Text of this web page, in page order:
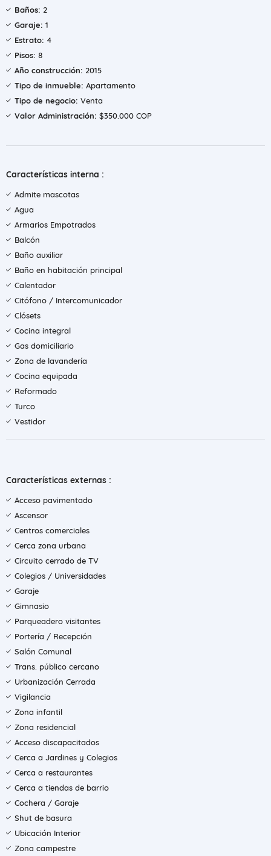
Baños: 2
Garaje: 1
Estrato: 4
Pisos: 8
Año construcción: 2015
Tipo de inmueble: Apartamento
Tipo de negocio: Venta
Valor Administración: $350.000 COP
Características interna :
Admite mascotas
Agua
Armarios Empotrados
Balcón
Baño auxiliar
Baño en habitación principal
Calentador
Citófono / Intercomunicador
Clósets
Cocina integral
Gas domiciliario
Zona de lavandería
Cocina equipada
Reformado
Turco
Vestidor
Características externas :
Acceso pavimentado
Ascensor
Centros comerciales
Cerca zona urbana
Circuito cerrado de TV
Colegios / Universidades
Garaje
Gimnasio
Parqueadero visitantes
Portería / Recepción
Salón Comunal
Trans. público cercano
Urbanización Cerrada
Vigilancia
Zona infantil
Zona residencial
Acceso discapacitados
Cerca a Jardines y Colegios
Cerca a restaurantes
Cerca a tiendas de barrio
Cochera / Garaje
Shut de basura
Ubicación Interior
Zona campestre